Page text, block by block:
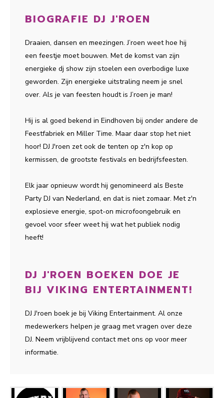
BIOGRAFIE DJ J'ROEN
Draaien, dansen en meezingen. J’roen weet hoe hij
een feestje moet bouwen. Met de komst van zijn
energieke dj show zijn stoelen een overbodige luxe
geworden. Zijn energieke uitstraling neem je snel
over. Als je van feesten houdt is J’roen je man!
Hij is al goed bekend in Eindhoven bij onder andere de
Feestfabriek en Miller Time. Maar daar stop het niet
hoor! DJ J'roen zet ook de tenten op z'n kop op
kermissen, de grootste festivals en bedrijfsfeesten.
Elk jaar opnieuw wordt hij genomineerd als Beste
Party DJ van Nederland, en dat is niet zomaar. Met z'n
explosieve energie, spot-on microfoongebruik en
gevoel voor sfeer weet hij wat het publiek nodig
heeft!
DJ J'ROEN BOEKEN DOE JE
BIJ VIKING ENTERTAINMENT!
DJ J'roen boek je bij Viking Entertainment. Al onze
medewerkers helpen je graag met vragen over deze
DJ. Neem vrijblijvend contact met ons op voor meer
informatie.